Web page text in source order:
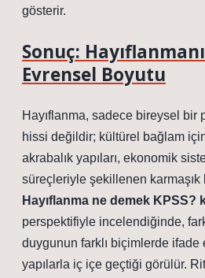
gösterir.
Sonuç:
Evrensel Boyutu
Hayıflanma, sadece bireysel bir
hissi değildir; kültürel bağlam
akrabalık yapıları, ekonomik
süreçleriyle şekillenen karmaşık
Hayıflanma ne demek
perspektifiyle incelendiğinde,
duygunun farklı biçimlerde ifade
yapılarla iç içe geçtiği görülür.